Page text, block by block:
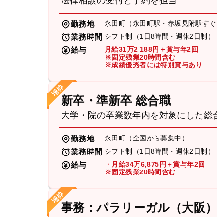
勤務地 永田町（永田町駅・赤坂見附駅すぐ
業務時間 シフト制（1日8時間・週休2日制）
給与
月給31万2,188円＋賞与年2回
※固定残業20時間含む
※成績優秀者には特別賞与あり
新卒・準新卒 総合職
大学・院の卒業数年内を対象にした総
勤務地 永田町（全国から募集中）
業務時間 シフト制（1日8時間・週休2日制）
給与
・月給34万6,875円＋賞与年2回
※固定残業20時間含む
事務：パラリーガル（大阪）